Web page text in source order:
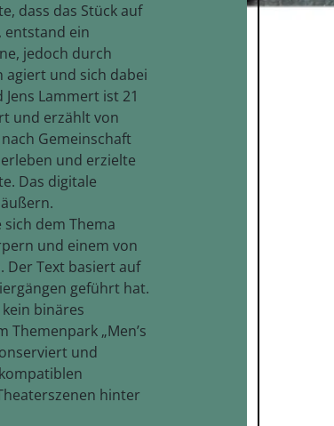
dass das Stück auf
entstand ein
jedoch durch
agiert und sich dabei
Lammert ist 21
und erzählt von
Gemeinschaft
und erzielte
Das digitale
dem Thema
und einem von
Der Text basiert auf
geführt hat.
binäres
„Men’s
und
hinter